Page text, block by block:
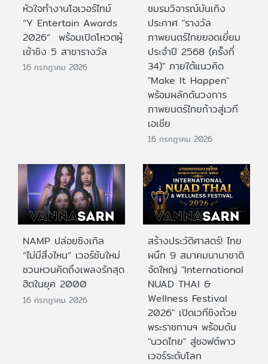
หัวใจทำงานโอเวอร์ไทม์
“Y Entertain Awards
2026” พร้อมเปิดโหวตผู้
เข้าชิง 5 สาขารางวัล
16 กรกฎาคม 2026
ชมรมวิจารณ์บันเทิง
ประกาศ "รางวัล
ภาพยนตร์ไทยยอดเยี่ยม
ประจําปี 2568 (ครั้งที่
34)" ภายใต้แนวคิด
"Make It Happen"
พร้อมผลักดันวงการ
ภาพยนตร์ไทยก้าวสู่เวที
เอเชีย
16 กรกฎาคม 2026
NAMP ปล่อยซิงเกิล
“ไม่มีสิ่งไหน” เวอร์ชันใหม่
ชวนหวนคิดถึงเพลงรักสุด
ฮิตในยุค 2000
16 กรกฎาคม 2026
สร้างประวัติศาสตร์! ไทย
ผนึก 9 สมาคมนานาชาติ
จัดใหญ่ "International
NUAD THAI &
Wellness Festival
2026" เปิดเวทีชิงถ้วย
พระราชทานฯ พร้อมดัน
"นวดไทย" สู่ซอฟต์พาว
เวอร์ระดับโลก